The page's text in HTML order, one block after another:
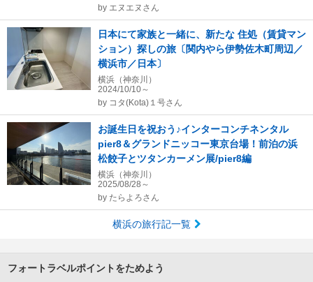
by エヌエヌさん
日本にて家族と一緒に、新たな 住処（賃貸マン
ション）探しの旅〔関内やら伊勢佐木町周辺／
横浜市／日本〕
横浜（神奈川）
2024/10/10～
by コタ(Kota)１号さん
お誕生日を祝おう♪インターコンチネンタル
pier8＆グランドニッコー東京台場！前泊の浜
松餃子とツタンカーメン展/pier8編
横浜（神奈川）
2025/08/28～
by たらよろさん
横浜の旅行記一覧
フォートラベルポイントをためよう